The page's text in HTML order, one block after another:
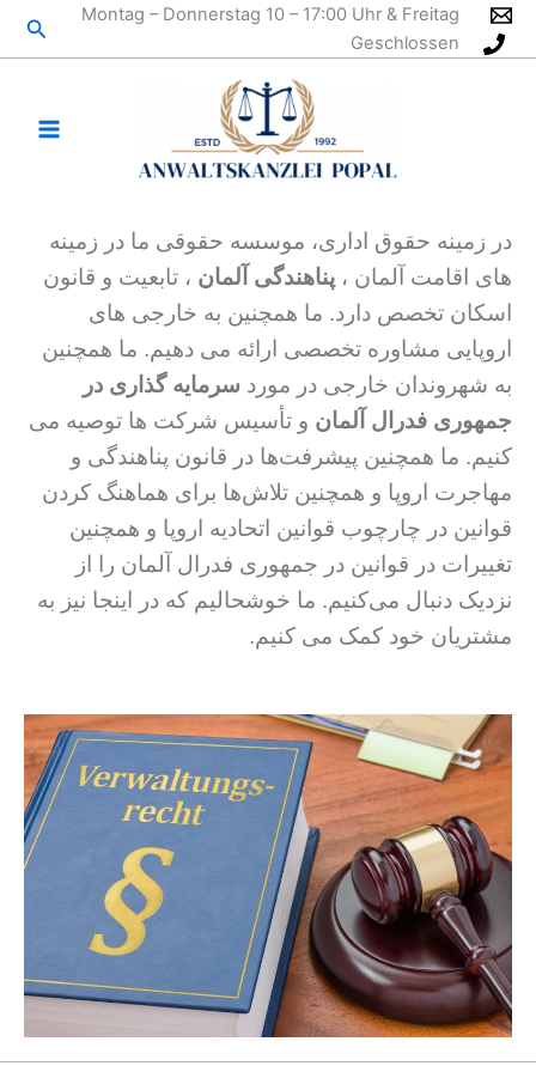
پرش
Montag – Donnerstag 10 – 17:00 Uhr & Freitag
Geschlossen
در زمینه حقوق اداری، موسسه حقوقی ما در زمینه
های اقامت آلمان ، پناهندگی آلمان ، تابعیت و قانون
اسکان تخصص دارد. ما همچنین به خارجی های
اروپایی مشاوره تخصصی ارائه می دهیم. ما همچنین
به شهروندان خارجی در مورد سرمایه گذاری در
جمهوری فدرال آلمان و تأسیس شرکت ها توصیه می
کنیم. ما همچنین پیشرفت‌ها در قانون پناهندگی و
مهاجرت اروپا و همچنین تلاش‌ها برای هماهنگ کردن
قوانین در چارچوب قوانین اتحادیه اروپا و همچنین
تغییرات در قوانین در جمهوری فدرال آلمان را از
نزدیک دنبال می‌کنیم. ما خوشحالیم که در اینجا نیز به
مشتریان خود کمک می کنیم.